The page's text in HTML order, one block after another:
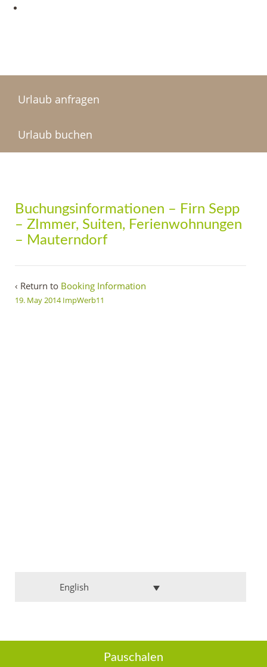
Urlaub anfragen
Urlaub buchen
Buchungsinformationen – Firn Sepp
– ZImmer, Suiten, Ferienwohnungen
– Mauterndorf
‹ Return to Booking Information
19. May 2014 ImpWerb11
English
Pauschalen